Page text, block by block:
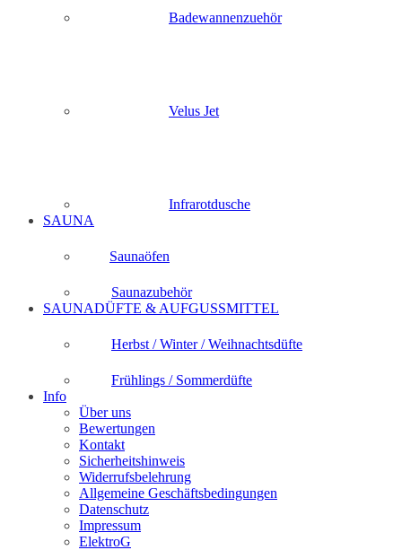
Badewannenzuehör
Velus Jet
Infrarotdusche
SAUNA
Saunaöfen
Saunazubehör
SAUNADÜFTE & AUFGUSSMITTEL
Herbst / Winter / Weihnachtsdüfte
Frühlings / Sommerdüfte
Info
Über uns
Bewertungen
Kontakt
Sicherheitshinweis
Widerrufsbelehrung
Allgemeine Geschäftsbedingungen
Datenschutz
Impressum
ElektroG